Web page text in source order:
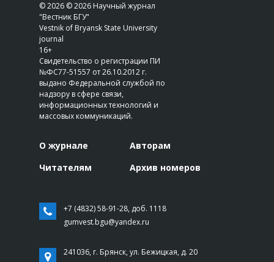
© 2026 © 2026 Научный журнал
"Вестник БГУ"
Vestnik of Bryansk State University
journal
16+
Свидетельство о регистрации ПИ
№ФС77-51557 от 26.10.2012 г.
выдано Федеральной службой по
надзору в сфере связи,
информационных технологий и
массовых коммуникаций.
О журнале
Авторам
Читателям
Архив номеров
+7 (4832) 58-91-28, доб. 1118
gumvest.bgu@yandex.ru
241036, г. Брянск, ул. Бежицкая, д. 20